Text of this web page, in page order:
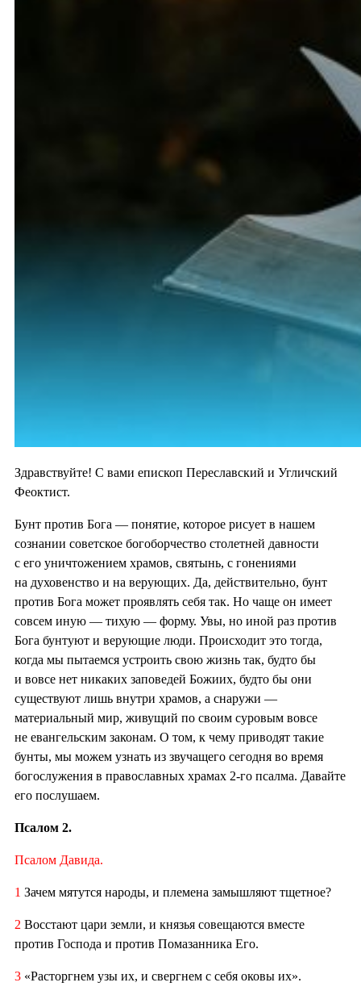
Здравствуйте! С вами епископ Переславский и Угличский
Феоктист.
Бунт против Бога — понятие, которое рисует в нашем
сознании советское богоборчество столетней давности
с его уничтожением храмов, святынь, с гонениями
на духовенство и на верующих. Да, действительно, бунт
против Бога может проявлять себя так. Но чаще он имеет
совсем иную — тихую — форму. Увы, но иной раз против
Бога бунтуют и верующие люди. Происходит это тогда,
когда мы пытаемся устроить свою жизнь так, будто бы
и вовсе нет никаких заповедей Божиих, будто бы они
существуют лишь внутри храмов, а снаружи —
материальный мир, живущий по своим суровым вовсе
не евангельским законам. О том, к чему приводят такие
бунты, мы можем узнать из звучащего сегодня во время
богослужения в православных храмах 2-го псалма. Давайте
его послушаем.
Псалом 2.
Псалом Давида.
1 Зачем мятутся народы, и племена замышляют тщетное?
2 Восстают цари земли, и князья совещаются вместе
против Господа и против Помазанника Его.
3 «Расторгнем узы их, и свергнем с себя оковы их».